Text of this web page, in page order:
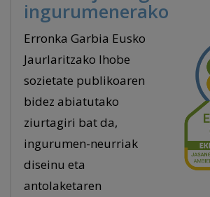
ingurumenerako
Erronka Garbia Eusko
Jaurlaritzako Ihobe
sozietate publikoaren
bidez abiatutako
ziurtagiri bat da,
ingurumen-neurriak
diseinu eta
antolaketaren